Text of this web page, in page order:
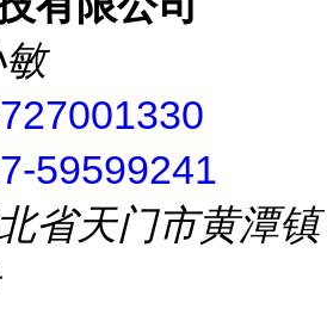
59599241
省天门市黄潭镇